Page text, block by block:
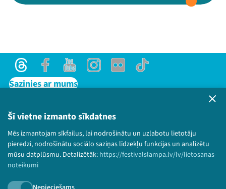
Šī vietne izmanto sīkdatnes
Mēs izmantojam sīkfailus, lai nodrošinātu un uzlabotu lietotāju
pieredzi, nodrošinātu sociālo saziņas līdzekļu funkcijas un analizētu
mūsu datplūsmu. Detalizētāk: https://festivalslampa.lv/lv/lietosanas-
noteikumi
ThreadsFacebookYoutubeInstagram
Flick TikTok
Sazinies ar mums
Lietošanas noteikumi un sīkdatņu politika
Bērnu aizsardzības politika
© 2026 Sarunu festivāls LAMPA Visas tiesības
paturētas.